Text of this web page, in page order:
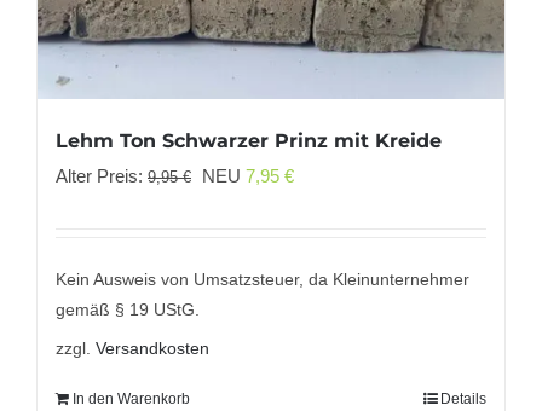
Lehm Ton Schwarzer Prinz mit Kreide
Alter Preis: 9,95€
Ursprünglicher
9,95 €
NEU 7,95 €Aktueller
7,95 €.
Kein Ausweis von Umsatzsteuer, da Kleinunternehmer
gemäß § 19 UStG.
zzgl. Versandkosten
In den Warenkorb Details